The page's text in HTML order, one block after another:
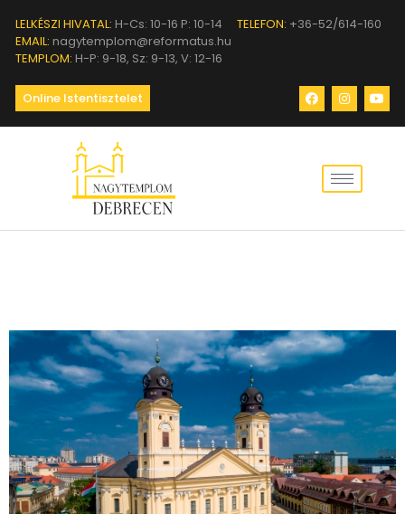
LELKÉSZI HIVATAL: H-Cs: 10-16 P: 10-14 TELEFON: +36-52/614-160
EMAIL: nagytemplom@reformatus.hu
TEMPLOM: H-P: 9-18, Sz: 9-13, V: 12-16
Online Istentisztelet